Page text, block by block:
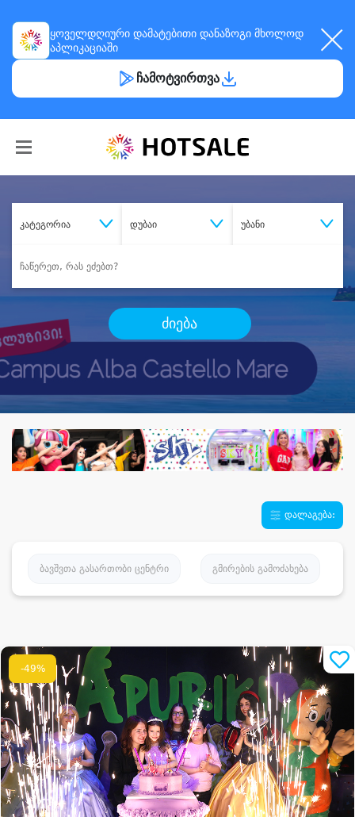
ყოველდღიური დამატებითი დანაზოგი მხოლოდ
აპლიკაციაში
ჩამოტვირთვა
კატეგორია დუბაი უბანი
ძიება
დალაგება:
ბავშვთა გასართობი ცენტრი გმირების გამოძახება
-49%